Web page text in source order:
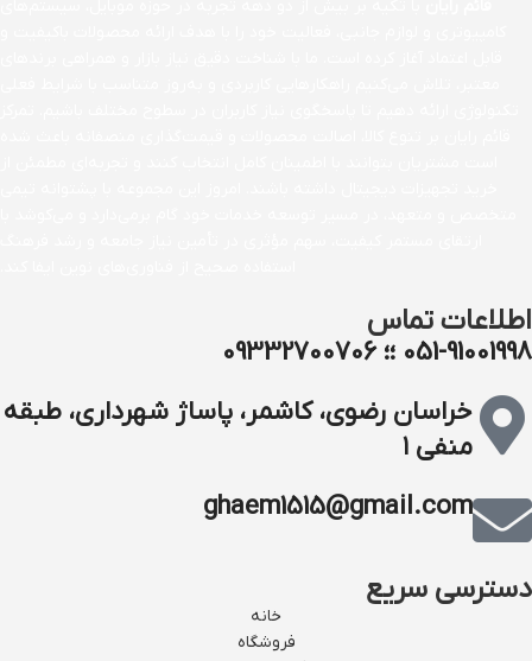
اطلاعات تماس
051-91001998 ؛؛ 09332700706
خراسان رضوی، کاشمر، پاساژ شهرداری، طبقه
منفی ۱
ghaem1515@gmail.com
دسترسی سریع
خانه
فروشگاه